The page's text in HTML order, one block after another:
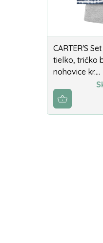
CARTER'S
tielko, tričko
nohavice kr.…